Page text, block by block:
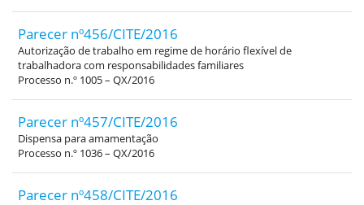
Parecer nº456/CITE/2016
Autorização de trabalho em regime de horário flexível de
trabalhadora com responsabilidades familiares
Processo n.º 1005 – QX/2016
Parecer nº457/CITE/2016
Dispensa para amamentação
Processo n.º 1036 – QX/2016
Parecer nº458/CITE/2016